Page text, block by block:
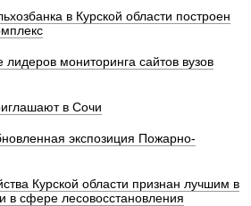
в Курской области построен
мониторинга сайтов вузов
в Сочи
экспозиция Пожарно-
Курской области признан лучшим в
в сфере лесовосстановления